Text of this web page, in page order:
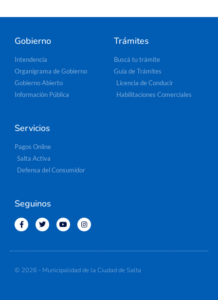
Gobierno
Intendencia
Organigrama de Gobierno
Gobierno Abierto
Información Pública
Trámites
Buscá tu trámite
Guía de Trámites
Licencia de Conducir
Habilitaciones Comerciales
Servicios
Pagos Online
Salta Activa
Defensa del Consumidor
Seguinos
© 2026 - Municipalidad de la Ciudad de Salta